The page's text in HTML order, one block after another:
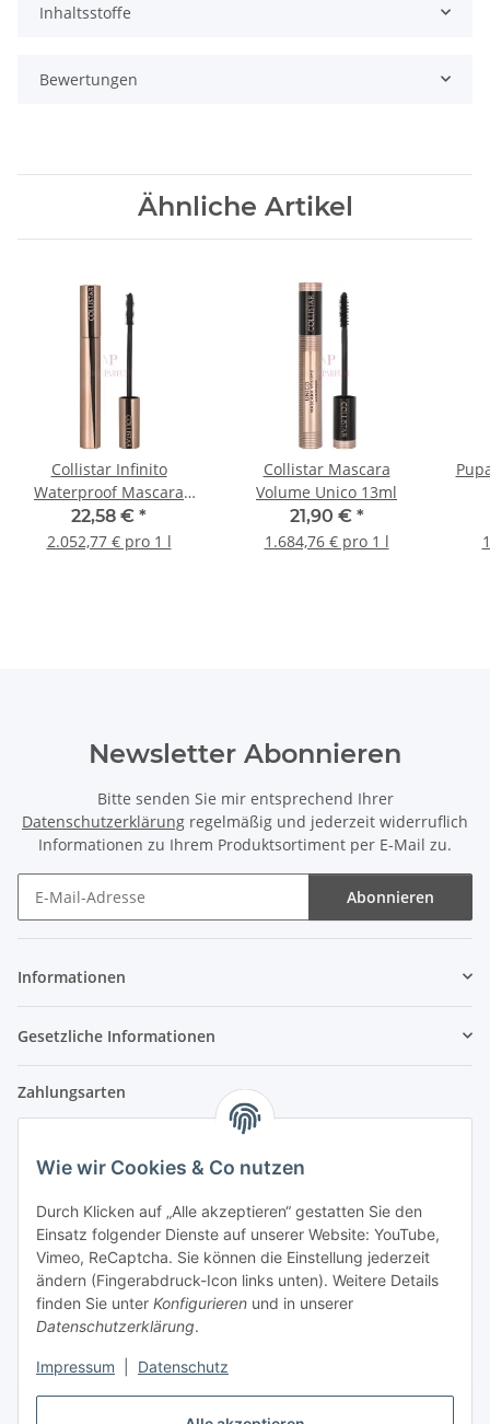
Wie wir Cookies & Co nutzen
Durch Klicken auf „Alle akzeptieren“ gestatten Sie den
Einsatz folgender Dienste auf unserer Website: YouTube,
Vimeo, ReCaptcha. Sie können die Einstellung jederzeit
ändern (Fingerabdruck-Icon links unten). Weitere Details
finden Sie unter Konfigurieren und in unserer
Datenschutzerklärung.
Impressum Datenschutz
Inhaltsstoffe
Bewertungen
Ähnliche Artikel
Collistar Infinito
Waterproof Mascara
11ml
22,58 € *
2.052,77 € pro 1 l
Collistar Mascara
Volume Unico 13ml
21,90 € *
1.684,76 € pro 1 l
Newsletter Abonnieren
Bitte senden Sie mir entsprechend Ihrer
Datenschutzerklärung regelmäßig und jederzeit widerruflich
Informationen zu Ihrem Produktsortiment per E-Mail zu.
Abonnieren
Informationen
Gesetzliche Informationen
Zahlungsarten
Versandpartner
Partner